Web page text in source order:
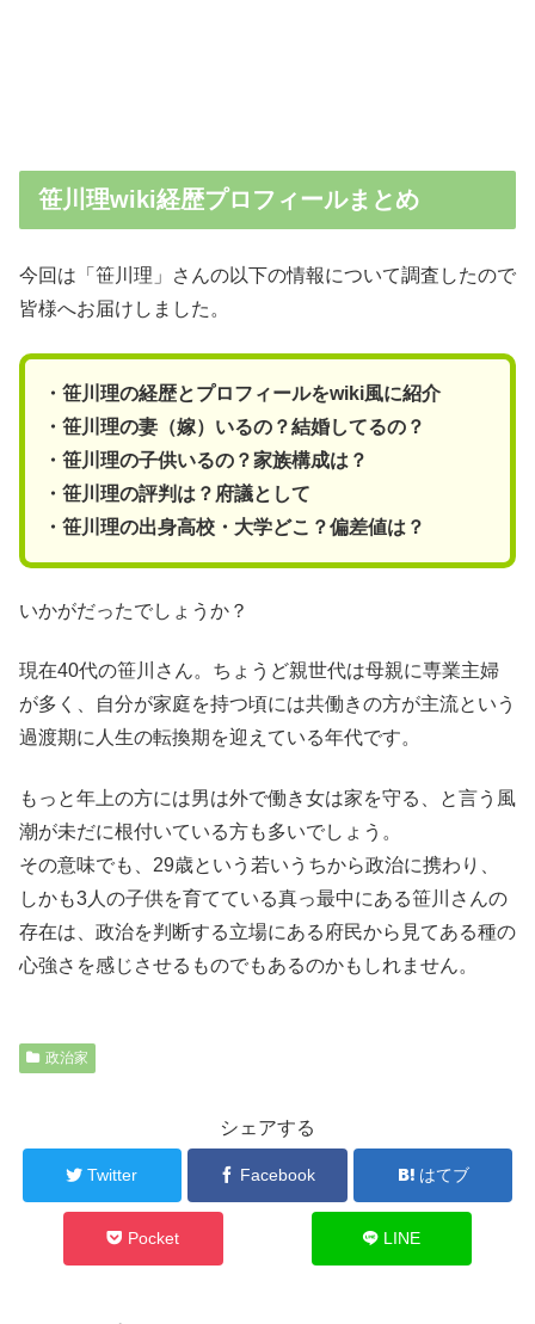
笹川理wiki経歴プロフィールまとめ
今回は「笹川理」さんの以下の情報について調査したので
皆様へお届けしました。
・笹川理の経歴とプロフィールをwiki風に紹介
・笹川理の妻（嫁）いるの？結婚してるの？
・笹川理の子供いるの？家族構成は？
・笹川理の評判は？府議として
・笹川理の出身高校・大学どこ？偏差値は？
いかがだったでしょうか？
現在40代の笹川さん。ちょうど親世代は母親に専業主婦
が多く、自分が家庭を持つ頃には共働きの方が主流という
過渡期に人生の転換期を迎えている年代です。
もっと年上の方には男は外で働き女は家を守る、と言う風
潮が未だに根付いている方も多いでしょう。
その意味でも、29歳という若いうちから政治に携わり、
しかも3人の子供を育てている真っ最中にある笹川さんの
存在は、政治を判断する立場にある府民から見てある種の
心強さを感じさせるものでもあるのかもしれません。
政治家
シェアする
Twitter Facebook はてブ
Pocket LINE